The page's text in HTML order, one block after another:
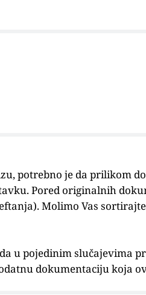
potrebno je da prilikom
Pored originalnih
Molimo Vas
u pojedinim slučajevima
dokumentaciju koja